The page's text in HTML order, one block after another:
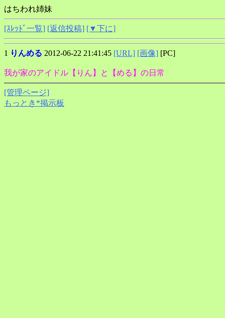
はちわれ姉妹
[ｽﾚｯﾄﾞ一覧] [返信投稿] [▼下に]
1 りんめる 2012-06-22 21:41:45 [URL] [画像] [PC]
我が家のアイドル【りん】と【める】の日常
[管理ページ]
もっとき*掲示板